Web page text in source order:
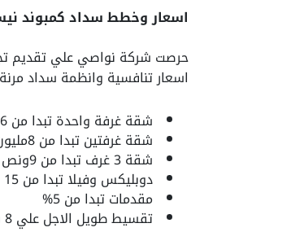
اسعار وخطط سداد كمبوند
حرصت شركة نواصي علي تقديم
اسعار تنافسية وانظمة سداد
شقة غرفة واحدة تبدا من 6مليون
شقة غرفتين تبدا من 8مليون
شقة 3 غرف تبدا من 9ونص مليون
دوبليكس وفيلا تبدا من 15 مليون
مقدمات تبدا من 5%
تقسيط طويل الاجل علي 8 سنوات بدون فوائد